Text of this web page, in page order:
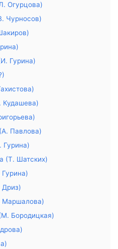
Огурцова)
Чурносов)
Гурина)
Кудашева)
Павлова)
Гурина)
(Т. Шатских)
Дриз)
Маршалова)
Бородицкая)